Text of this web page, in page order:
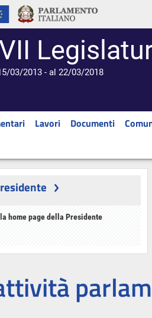
03/2013 - al 22/03/2018
Lavori Documenti
home page della Presidente